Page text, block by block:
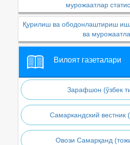
мурожаатлар
Қурилиш ва ободонлаштириш
ва
Вилоят газеталари
Зарафшон (ўзбек
Самаркандский вестник
Овози Самарқанд